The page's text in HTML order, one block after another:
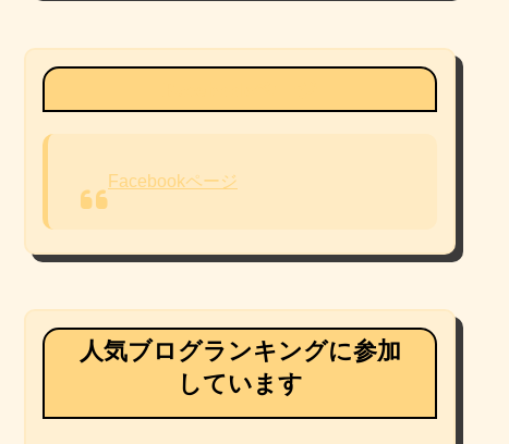
Facebookページ
人気ブログランキングに参加
しています